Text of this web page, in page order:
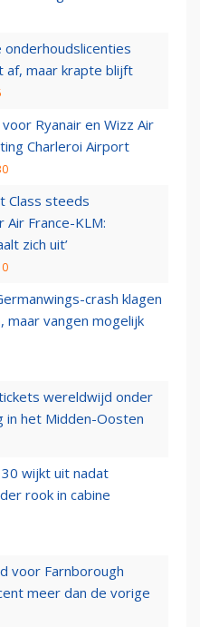
af, maar krapte blijft
Ryanair en Wizz Air
Charleroi Airport
Class steeds
France-KLM:
zich uit’
crash klagen
maar vangen mogelijk
wereldwijd onder
in het Midden-Oosten
wijkt uit nadat
rook in cabine
voor Farnborough
meer dan de vorige